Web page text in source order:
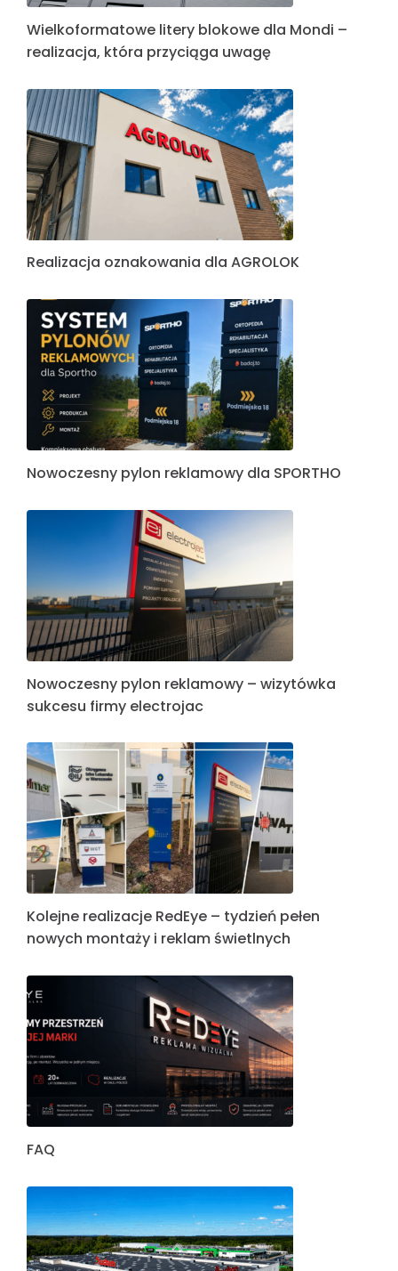
Wielkoformatowe litery blokowe dla Mondi –
realizacja, która przyciąga uwagę
Realizacja oznakowania dla AGROLOK
Nowoczesny pylon reklamowy dla SPORTHO
Nowoczesny pylon reklamowy – wizytówka
sukcesu firmy electrojac
Kolejne realizacje RedEye – tydzień pełen
nowych montaży i reklam świetlnych
FAQ